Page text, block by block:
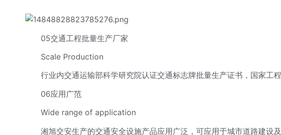
05交通工程批量生产厂家
Scale Production
行业内交通运输部科学研究院认证交通标志牌批量生产证书，国家工
06应用广范
Wide range of application
湘旭交安生产的交通安全设施产品应用广泛，可应用于城市道路建设